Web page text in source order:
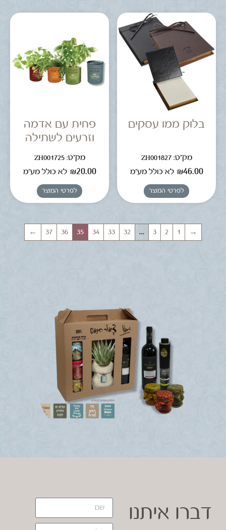
בלוק ממו עסקים
מק"ט: ZH001827
₪46.00 לא כולל מע"מ
לפרטי המוצר
פחית עם אדמה
וזרעים לשתילה
מק"ט: ZH001725
₪20.00 לא כולל מע"מ
לפרטי המוצר
→
1
2
3
…
32
33
34
35
36
37
←
דברו איתנו